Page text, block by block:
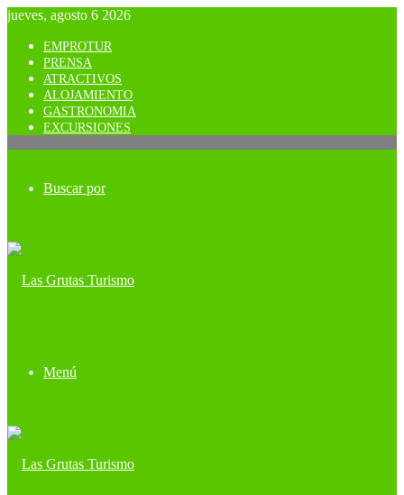
jueves, agosto 6 2026
EMPROTUR
PRENSA
ATRACTIVOS
ALOJAMIENTO
GASTRONOMIA
EXCURSIONES
Buscar por
Menú